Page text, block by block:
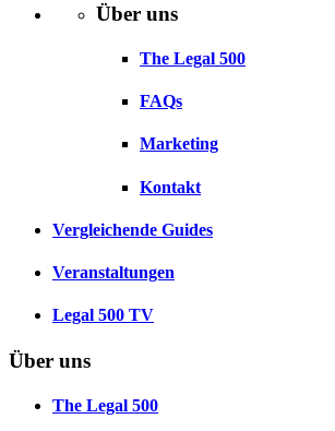
Über uns
The Legal 500
FAQs
Marketing
Kontakt
Vergleichende Guides
Veranstaltungen
Legal 500 TV
Über uns
The Legal 500